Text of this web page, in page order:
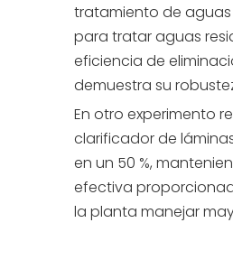
tratamiento de aguas
para tratar aguas
eficiencia de
demuestra su
En otro experimento
clarificador de
en un 50 %,
efectiva
la planta manejar